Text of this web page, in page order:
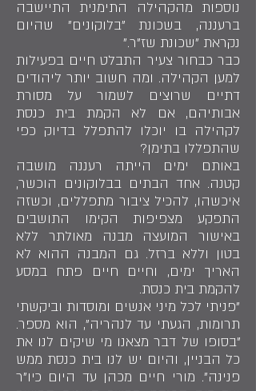
נוספות מהקהילה התימנית התיישבה
ברעננה, בשכונת "בלוקונים" שהיום
נקראת "שכונת שז"ר."
כבר כבחור צעיר התבלט חיים בפעילות
למען הקהילה. ומה חשוב יותר ליהודים
דתיים שרוצים לשמור על מסורת
אבותיהם, אם לא הקמת בית כנסת
לקהילה בו יוכלו להתפלל בדיוק כפי
שהתפללו בתימן?
באותם ימים הייתה רעננה מושבה
קטנה. אחד הבתים בבלוקונים הוכשר,
איכשהו, להכיל ציבור מתפללים, וכשזה
התפקע מצפיפות הקימו התושבים
באישור המועצה מבנה מאולתר ללא
בטון וללא ברזל. גם המבנה ההוא לא
האריך ימים, וחיים חיים פתח במסע
להקמת בית כנסת.
"פניתי לכל מיני אנשים ומוסדות וביקשתי
תרומות, הגעתי עד לנהריה", הוא מספר.
"בסופו של דבר מצאנו מי שיקים לנו את
כל הבניין, והיום יש לנו בית כנסת ממש
פנינה". מורי חיים מכהן עד היום כיו"ר